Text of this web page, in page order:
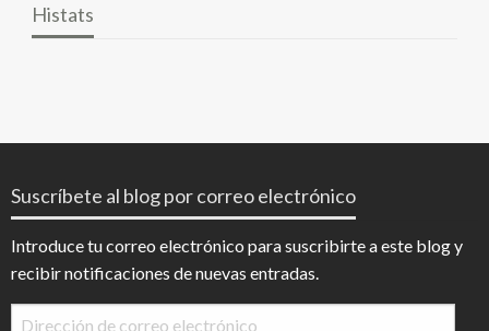
Histats
Suscríbete al blog por correo electrónico
Introduce tu correo electrónico para suscribirte a este blog y
recibir notificaciones de nuevas entradas.
Dirección